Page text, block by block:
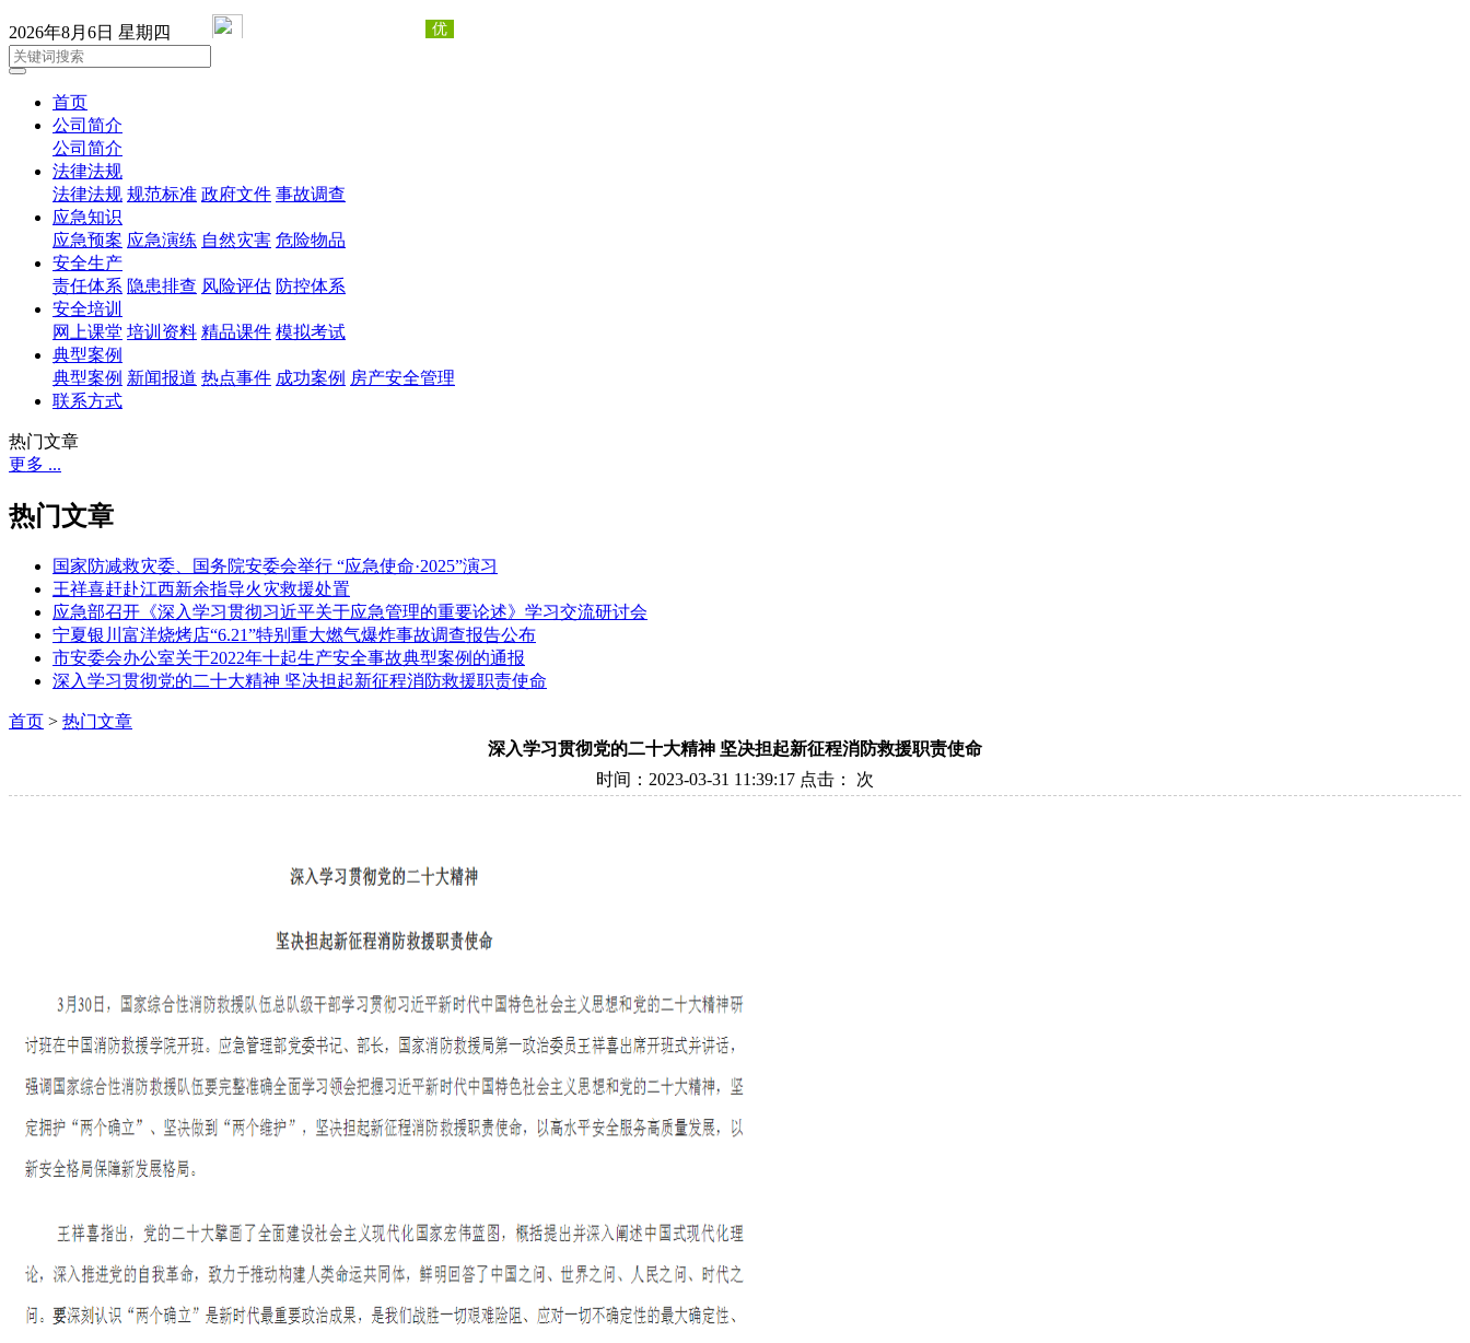
2026年8月6日 星期四
首页
公司简介
公司简介
法律法规
法律法规 规范标准 政府文件 事故调查
应急知识
应急预案 应急演练 自然灾害 危险物品
安全生产
责任体系 隐患排查 风险评估 防控体系
安全培训
网上课堂 培训资料 精品课件 模拟考试
典型案例
典型案例 新闻报道 热点事件 成功案例 房产安全管理
联系方式
热门文章
更多 ...
热门文章
国家防减救灾委、国务院安委会举行 “应急使命·2025”演习
王祥喜赶赴江西新余指导火灾救援处置
应急部召开《深入学习贯彻习近平关于应急管理的重要论述》学习交流研讨会
宁夏银川富洋烧烤店“6.21”特别重大燃气爆炸事故调查报告公布
市安委会办公室关于2022年十起生产安全事故典型案例的通报
深入学习贯彻党的二十大精神 坚决担起新征程消防救援职责使命
首页 > 热门文章
深入学习贯彻党的二十大精神 坚决担起新征程消防救援职责使命
时间：2023-03-31 11:39:17 点击： 次